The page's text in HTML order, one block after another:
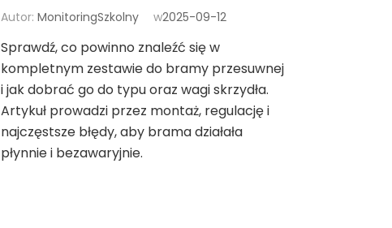
Autor: MonitoringSzkolny w2025-09-12
Sprawdź, co powinno znaleźć się w
kompletnym zestawie do bramy przesuwnej
i jak dobrać go do typu oraz wagi skrzydła.
Artykuł prowadzi przez montaż, regulację i
najczęstsze błędy, aby brama działała
płynnie i bezawaryjnie.